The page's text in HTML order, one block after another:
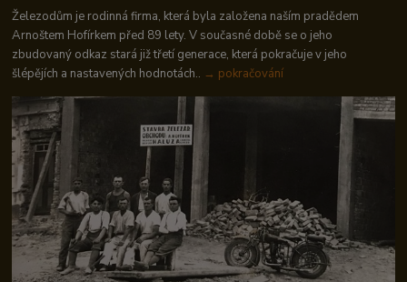
Železodům je rodinná firma, která byla založena naším pradědem
Arnoštem Hofírkem před 89 lety. V současné době se o jeho
zbudovaný odkaz stará již třetí generace, která pokračuje v jeho
šlépějích a nastavených hodnotách.. → pokračování